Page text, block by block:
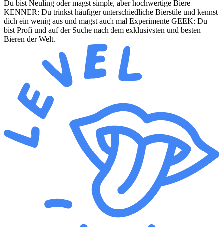
Du bist Neuling oder magst simple, aber hochwertige Biere
KENNER: Du trinkst häufiger unterschiedliche Bierstile und kennst
dich ein wenig aus und magst auch mal Experimente GEEK: Du
bist Profi und auf der Suche nach dem exklusivsten und besten
Bieren der Welt.